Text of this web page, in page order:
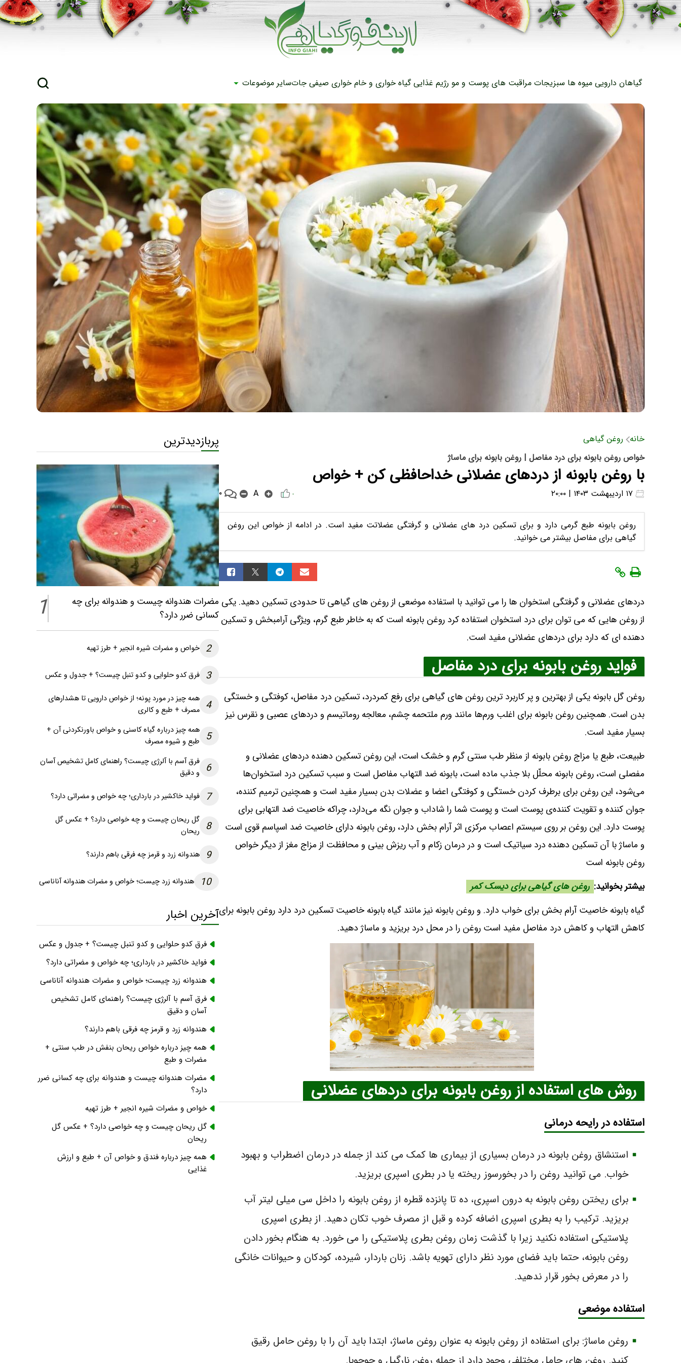
گیاهان دارویی میوه ها سبزیجات مراقبت های پوست و مو رژیم غذاییگیاه خواری و خام خواری صیفی جاتسایر موضوعات
خانه روغن گیاهی
خواص روغن بابونه برای درد مفاصل | روغن بابونه برای ماساژ
با روغن بابونه از دردهای عضلانی خداحافظی کن + خواص
۰ A ۰
روغن بابونه طبع گرمی دارد و برای تسکین درد های عضلانی و گرفتگی عضلاتت مفید است. در ادامه از خواص این روغن
گیاهی برای مفاصل بیشتر می خوانید.
دردهای عضلانی و گرفتگی استخوان ها را می توانید با استفاده موضعی از روغن های گیاهی تا حدودی تسکین دهید. یکی
از روغن هایی که می توان برای درد استخوان استفاده کرد روغن بابونه است که به خاطر طبع گرم، ویژگی آرامبخش و تسکین
دهنده ای که دارد برای دردهای عضلانی مفید است.
فواید روغن بابونه برای درد مفاصل
روغن گل بابونه یکی از بهترین و پر کاربرد ترین روغن‌ های گیاهی برای رفع کمردرد، تسکین درد مفاصل، کوفتگی و خستگی
بدن است. همچنین روغن بابونه برای اغلب ورم‌ها مانند ورم ملتحمه چشم، معالجه روماتیسم و دردهای عصبی و نقرس نیز
بسیار مفید است.
طبیعت، طبع یا مزاج روغن بابونه‌ از منظر طب سنتی گرم و خشک است، این روغن تسکین دهنده دردهای عضلانی و
مفصلی است، روغن بابونه محلّل بلا جذب ماده است، بابونه ضد التهاب مفاصل است و سبب تسکین درد استخوان‌ها
می‌شود، این روغن برای برطرف کردن خستگی و کوفتگی اعضا و عضلات بدن بسیار مفید است و همچنین ترمیم کننده،
جوان کننده و تقویت کننده‌ی پوست است و پوست شما را شاداب و جوان نگه می‌دارد، چراکه خاصیت ضد التهابی برای
پوست دارد. این روغن بر روی سیستم اعصاب مرکزی اثر آرام بخش دارد، روغن بابونه دارای خاصیت ضد اسپاسم قوی است
و ماساژ با آن تسکین دهنده درد سیاتیک است و در درمان زکام و آب ریزش بینی و محافظت از مزاج مغز از دیگر خواص
روغن بابونه است
بیشتر بخوانید: روغن های گیاهی برای دیسک کمر
گیاه بابونه خاصیت آرام بخش برای خواب دارد. و روغن بابونه نیز مانند گیاه بابونه خاصیت تسکین درد دارد روغن بابونه برای
کاهش التهاب و کاهش درد مفاصل مفید است روغن را در محل درد بریزید و ماساژ دهید.
روش های استفاده از روغن بابونه برای دردهای عضلانی
استفاده در رایحه درمانی
استنشاق روغن بابونه در درمان بسیاری از بیماری ها کمک می کند از جمله در درمان اضطراب و بهبود
خواب. می توانید روغن را در بخورسوز ریخته یا در بطری اسپری بریزید.
برای ریختن روغن بابونه به درون اسپری، ده تا پانزده قطره از روغن بابونه را داخل سی میلی لیتر آب
بریزید. ترکیب را به بطری اسپری اضافه کرده و قبل از مصرف خوب تکان دهید. از بطری اسپری
پلاستیکی استفاده نکنید زیرا با گذشت زمان روغن بطری پلاستیکی را می خورد. به هنگام بخور دادن
روغن بابونه، حتما باید فضای مورد نظر دارای تهویه باشد. زنان باردار، شیرده، کودکان و حیوانات خانگی
را در معرض بخور قرار ندهید.
استفاده موضعی
روغن ماساژ: برای استفاده از روغن بابونه به عنوان روغن ماساژ، ابتدا باید آن را با روغن حامل رقیق
پربازدیدترین
مضرات هندوانه چیست و هندوانه برای چه
کسانی ضرر دارد؟
1
2 خواص و مضرات شیره انجیر + طرز تهیه
3 فرق کدو حلوایی و کدو تنبل چیست؟ + جدول و عکس
4 همه چیز در مورد پونه؛ از خواص دارویی تا هشدارهای
مصرف + طبع و کالری
5
همه چیز درباره گیاه کاسنی و خواص باورنکردنی آن +
طبع و شیوه مصرف
6
فرق آسم با آلرژی چیست؟ راهنمای کامل تشخیص آسان
و دقیق
7 فواید خاکشیر در بارداری؛ چه خواص و مضراتی دارد؟
8 گل ریحان چیست و چه خواصی دارد؟ + عکس گل
ریحان
9 هندوانه زرد و قرمز چه فرقی باهم دارند؟
10 هندوانه زرد چیست؛ خواص و مضرات هندوانه آناناسی
آخرین اخبار
فرق کدو حلوایی و کدو تنبل چیست؟ + جدول و عکس
فواید خاکشیر در بارداری؛ چه خواص و مضراتی دارد؟
هندوانه زرد چیست؛ خواص و مضرات هندوانه آناناسی
فرق آسم با آلرژی چیست؟ راهنمای کامل تشخیص
آسان و دقیق
هندوانه زرد و قرمز چه فرقی باهم دارند؟
همه چیز درباره خواص ریحان بنفش در طب سنتی +
مضرات و طبع
مضرات هندوانه چیست و هندوانه برای چه کسانی ضرر
دارد؟
خواص و مضرات شیره انجیر + طرز تهیه
گل ریحان چیست و چه خواصی دارد؟ + عکس گل
ریحان
همه چیز درباره فندق و خواص آن + طبع و ارزش
غذایی